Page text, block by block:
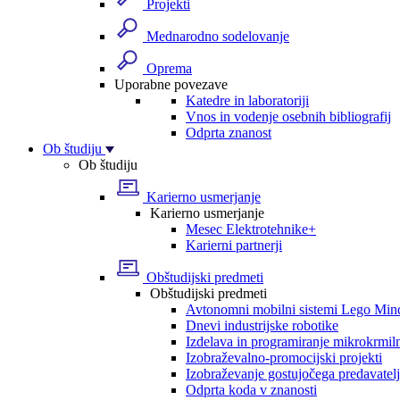
Projekti
Mednarodno sodelovanje
Oprema
Uporabne povezave
Katedre in laboratoriji
Vnos in vodenje osebnih bibliografij
Odprta znanost
Ob študiju
Ob študiju
Karierno usmerjanje
Karierno usmerjanje
Mesec Elektrotehnike+
Karierni partnerji
Obštudijski predmeti
Obštudijski predmeti
Avtonomni mobilni sistemi Lego
Dnevi industrijske robotike
Izdelava in programiranje
Izobraževalno-promocijski projekti
Izobraževanje gostujočega
Odprta koda v znanosti